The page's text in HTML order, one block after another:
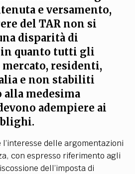
e versamento,
del TAR non si
disparità di
in quanto tutti gli
residenti,
e non stabiliti
alla medesima
adempiere ai
delle argomentazioni
con espresso riferimento agli
dell’imposta di